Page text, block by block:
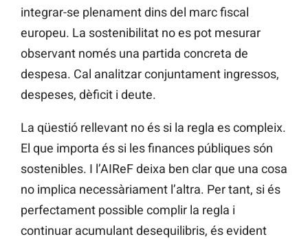
integrar-se plenament dins del marc fiscal
europeu. La sostenibilitat no es pot mesurar
observant només una partida concreta de
despesa. Cal analitzar conjuntament ingressos,
despeses, dèficit i deute.
La qüestió rellevant no és si la regla es compleix.
El que importa és si les finances públiques són
sostenibles. I l’AIReF deixa ben clar que una cosa
no implica necessàriament l’altra. Per tant, si és
perfectament possible complir la regla i
continuar acumulant desequilibris, és evident